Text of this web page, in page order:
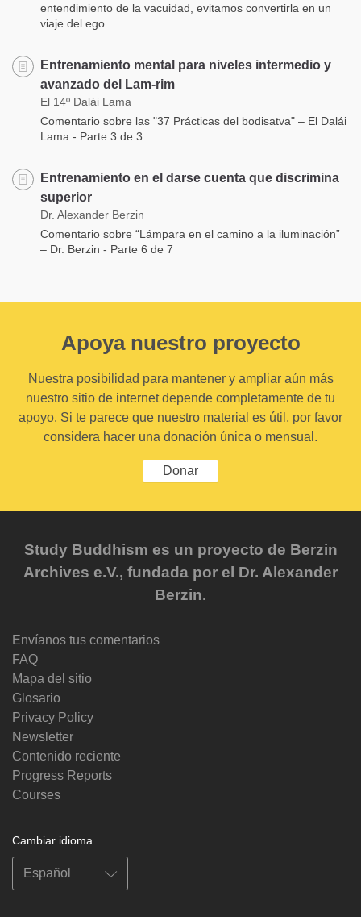
entendimiento de la vacuidad, evitamos convertirla en un
viaje del ego.
Entrenamiento mental para niveles intermedio y
avanzado del Lam-rim
El 14º Dalái Lama
Comentario sobre las "37 Prácticas del bodisatva" – El Dalái
Lama - Parte 3 de 3
Entrenamiento en el darse cuenta que discrimina
superior
Dr. Alexander Berzin
Comentario sobre “Lámpara en el camino a la iluminación”
– Dr. Berzin - Parte 6 de 7
Apoya nuestro proyecto
Nuestra posibilidad para mantener y ampliar aún más
nuestro sitio de internet depende completamente de tu
apoyo. Si te parece que nuestro material es útil, por favor
considera hacer una donación única o mensual.
Donar
Study Buddhism es un proyecto de Berzin
Archives e.V., fundada por el Dr. Alexander
Berzin.
Envíanos tus comentarios
FAQ
Mapa del sitio
Glosario
Privacy Policy
Newsletter
Contenido reciente
Progress Reports
Courses
Cambiar idioma